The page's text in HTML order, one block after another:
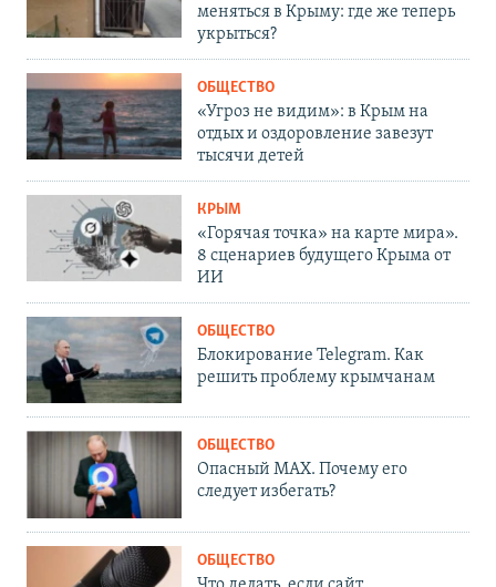
меняться в Крыму: где же теперь
укрыться?
ОБЩЕСТВО
«Угроз не видим»: в Крым на
отдых и оздоровление завезут
тысячи детей
КРЫМ
«Горячая точка» на карте мира».
8 сценариев будущего Крыма от
ИИ
ОБЩЕСТВО
Блокирование Telegram. Как
решить проблему крымчанам
ОБЩЕСТВО
Опасный MAX. Почему его
следует избегать?
ОБЩЕСТВО